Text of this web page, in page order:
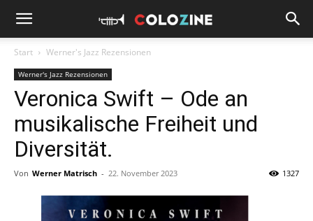
Start Werner's Jazz Rezensionen
Werner's Jazz Rezensionen
Veronica Swift – Ode an
musikalische Freiheit und
Diversität.
Von Werner Matrisch - 22. November 2023 1327